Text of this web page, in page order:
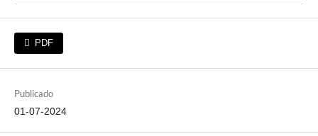
PDF
Publicado
01-07-2024